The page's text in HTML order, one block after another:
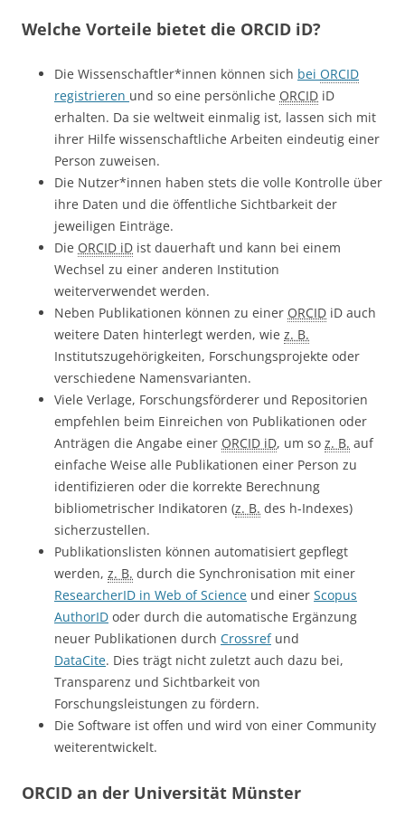
Welche Vorteile bietet die ORCID iD?
Die Wissenschaftler*innen können sich bei ORCID
registrieren und so eine persönliche ORCID iD
erhalten. Da sie weltweit einmalig ist, lassen sich mit
ihrer Hilfe wissenschaftliche Arbeiten eindeutig einer
Person zuweisen.
Die Nutzer*innen haben stets die volle Kontrolle über
ihre Daten und die öffentliche Sichtbarkeit der
jeweiligen Einträge.
Die ORCID iD ist dauerhaft und kann bei einem
Wechsel zu einer anderen Institution
weiterverwendet werden.
Neben Publikationen können zu einer ORCID iD auch
weitere Daten hinterlegt werden, wie z. B.
Institutszugehörigkeiten, Forschungsprojekte oder
verschiedene Namensvarianten.
Viele Verlage, Forschungsförderer und Repositorien
empfehlen beim Einreichen von Publikationen oder
Anträgen die Angabe einer ORCID iD, um so z. B. auf
einfache Weise alle Publikationen einer Person zu
identifizieren oder die korrekte Berechnung
bibliometrischer Indikatoren (z. B. des h-Indexes)
sicherzustellen.
Publikationslisten können automatisiert gepflegt
werden, z. B. durch die Synchronisation mit einer
ResearcherID in Web of Science und einer Scopus
AuthorID oder durch die automatische Ergänzung
neuer Publikationen durch Crossrefund
DataCite. Dies trägt nicht zuletzt auch dazu bei,
Transparenz und Sichtbarkeit von
Forschungsleistungen zu fördern.
Die Software ist offen und wird von einer Community
weiterentwickelt.
ORCID an der Universität Münster